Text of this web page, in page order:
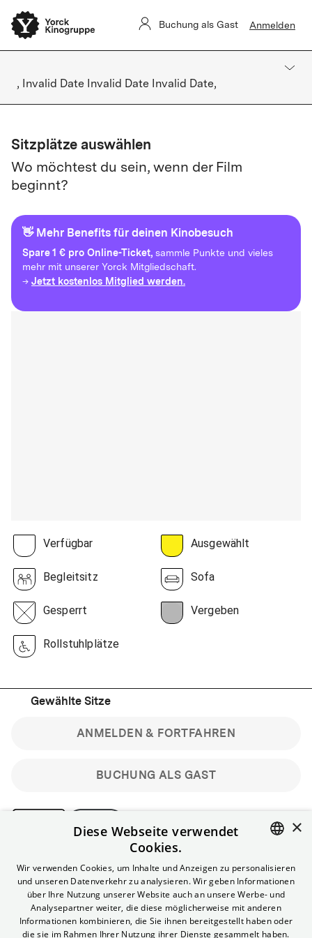
Buchung als Gast Anmelden
, Invalid Date Invalid Date Invalid Date,
Sitzplätze auswählen
Wo möchtest du sein, wenn der Film
beginnt?
👋 Mehr Benefits für deinen Kinobesuch
Spare1 € pro Online-Ticket, sammle Punkte und vieles
mehr mit unserer Yorck Mitgliedschaft.
→ Jetzt kostenlos Mitglied werden.
Verfügbar Ausgewählt
Begleitsitz Sofa
Gesperrt Vergeben
Rollstuhlplätze
Gewählte Sitze
BUCHUNG ALS GAST
ANMELDEN & FORTFAHREN
Bitte beachte: Gastbuchungen sind nicht stornierbar.
Registriere dich kostenlos für bis zu 90 min vor Filmbeginn
stornierbare Tickets für reguläre Vorstellungen.
Unlimited-Mitglied? Melde dich an, um deine Benefits
nutzen zu können.
ENGLISH
×
Diese Webseite verwendet
Cookies.
Wir verwenden Cookies, um Inhalte und Anzeigen zu personalisieren
und unseren Datenverkehr zu analysieren. Wir geben Informationen
über Ihre Nutzung unserer Website auch an unsere Werbe- und
Analysepartner weiter, die diese möglicherweise mit anderen
Informationen kombinieren, die Sie ihnen bereitgestellt haben oder
die sie im Rahmen Ihrer Nutzung ihrer Dienste gesammelt haben.